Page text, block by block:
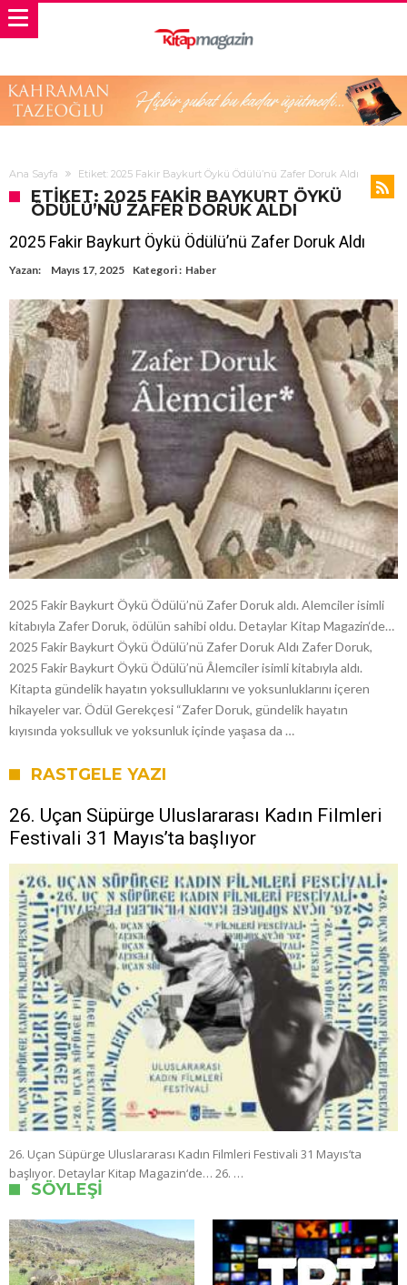
Ana Sayfa Etiket: 2025 Fakir Baykurt Öykü Ödülü’nü Zafer Doruk Aldı
ETIKET: 2025 FAKIR BAYKURT ÖYKÜ
ÖDÜLÜ’NÜ ZAFER DORUK ALDI
2025 Fakir Baykurt Öykü Ödülü’nü Zafer Doruk Aldı
Yazan: Mayıs 17, 2025 Kategori : Haber
2025 Fakir Baykurt Öykü Ödülü’nü Zafer Doruk aldı. Alemciler isimli
kitabıyla Zafer Doruk, ödülün sahibi oldu. Detaylar Kitap Magazin‘de…
2025 Fakir Baykurt Öykü Ödülü’nü Zafer Doruk Aldı Zafer Doruk,
2025 Fakir Baykurt Öykü Ödülü’nü Âlemciler isimli kitabıyla aldı.
Kitapta gündelik hayatın yoksulluklarını ve yoksunluklarını içeren
hikayeler var. Ödül Gerekçesi “Zafer Doruk, gündelik hayatın
kıyısında yoksulluk ve yoksunluk içinde yaşasa da …
RASTGELE YAZI
26. Uçan Süpürge Uluslararası Kadın Filmleri
Festivali 31 Mayıs’ta başlıyor
26. Uçan Süpürge Uluslararası Kadın Filmleri Festivali 31 Mayıs’ta
başlıyor. Detaylar Kitap Magazin‘de… 26. …
SÖYLEŞI